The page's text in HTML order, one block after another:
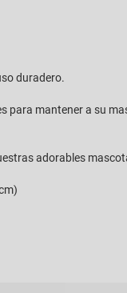
duradero.
para mantener a su
adorables